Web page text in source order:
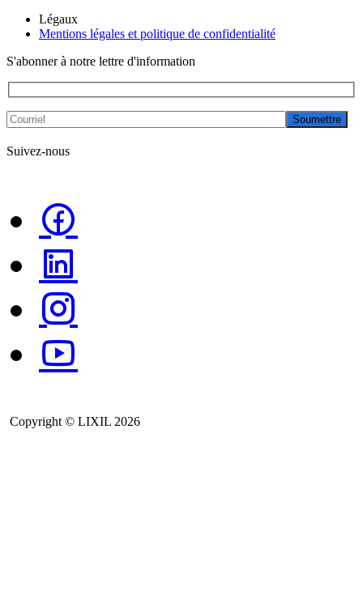
Légaux
Mentions légales et politique de confidentialité
S'abonner à notre lettre d'information
Soumettre
Suivez-nous
Copyright © LIXIL 2026